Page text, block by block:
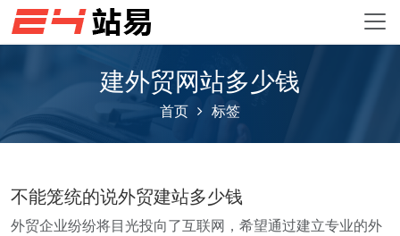
建外贸网站多少钱
首页 标签
不能笼统的说外贸建站多少钱
外贸企业纷纷将目光投向了互联网，希望通过建立专业的外